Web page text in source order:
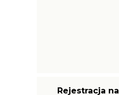
Rejestracja